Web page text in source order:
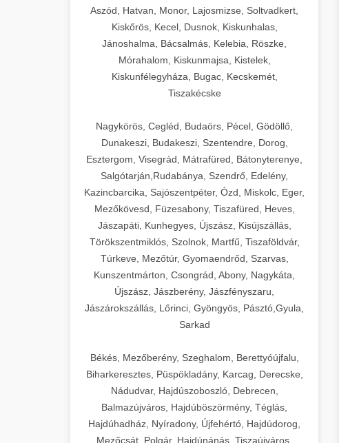
Aszód, Hatvan, Monor, Lajosmizse, Soltvadkert,
Kiskőrös, Kecel, Dusnok, Kiskunhalas,
Jánoshalma, Bácsalmás, Kelebia, Röszke,
Mórahalom, Kiskunmajsa, Kistelek,
Kiskunfélegyháza, Bugac, Kecskemét,
Tiszakécske
Nagykörös, Cegléd, Budaörs, Pécel, Gödöllő,
Dunakeszi, Budakeszi, Szentendre, Dorog,
Esztergom, Visegrád, Mátrafüred, Bátonyterenye,
Salgótarján,Rudabánya, Szendrő, Edelény,
Kazincbarcika, Sajószentpéter, Ózd, Miskolc, Eger,
Mezőkövesd, Füzesabony, Tiszafüred, Heves,
Jászapáti, Kunhegyes, Újszász, Kisújszállás,
Törökszentmiklós, Szolnok, Martfű, Tiszaföldvár,
Túrkeve, Mezőtúr, Gyomaendrőd, Szarvas,
Kunszentmárton, Csongrád, Abony, Nagykáta,
Újszász, Jászberény, Jászfényszaru,
Jászárokszállás, Lőrinci, Gyöngyös, Pásztó,Gyula,
Sarkad
Békés, Mezőberény, Szeghalom, Berettyóújfalu,
Biharkeresztes, Püspökladány, Karcag, Derecske,
Nádudvar, Hajdúszoboszló, Debrecen,
Balmazújváros, Hajdúböszörmény, Téglás,
Hajdúhadház, Nyíradony, Újfehértó, Hajdúdorog,
Mezőcsát, Polgár, Hajdúnánás, Tiszaújváros,